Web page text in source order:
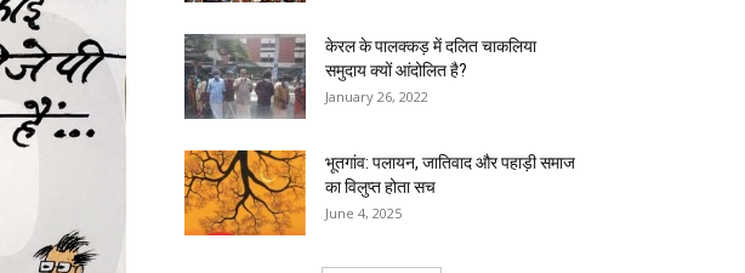
केरल के पालक्कड़ में दलित चाकलिया
समुदाय क्यों आंदोलित है?
January 26, 2022
भूतगांव: पलायन, जातिवाद और पहाड़ी समाज
का विलुप्त होता सच
June 4, 2025